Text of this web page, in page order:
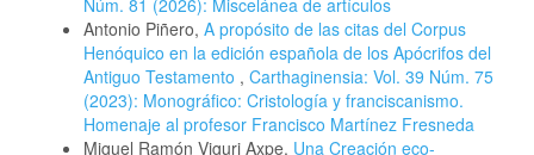
Núm. 81 (2026): Miscelánea de artículos
Antonio Piñero, A propósito de las citas del Corpus
Henóquico en la edición española de los Apócrifos del
Antiguo Testamento , Carthaginensia: Vol. 39 Núm. 75
(2023): Monográfico: Cristología y franciscanismo.
Homenaje al profesor Francisco Martínez Fresneda
Miguel Ramón Viguri Axpe, Una Creación eco-